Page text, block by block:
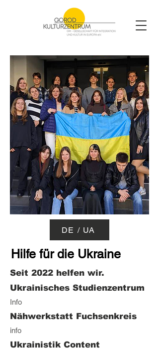
DE / UA
Hilfe für die Ukraine
Seit 2022 helfen wir.
Ukrainisches Studienzentrum
Info
Nähwerkstatt Fuchsenkreis
info
Ukrainistik Content